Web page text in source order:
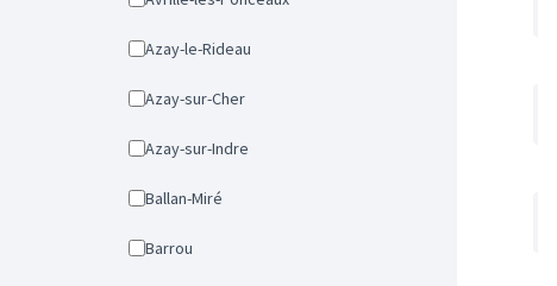
Azay-le-Rideau
Azay-sur-Cher
Azay-sur-Indre
Ballan-Miré
Barrou